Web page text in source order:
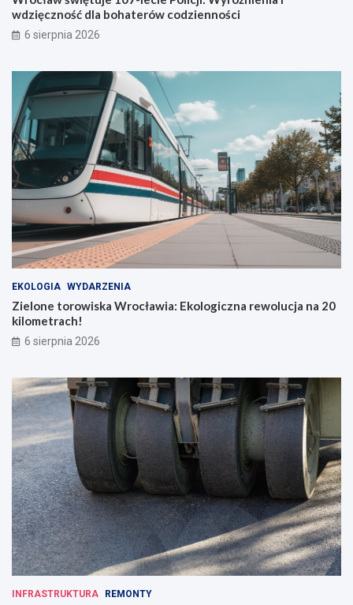
u
wdzięczność dla bohaterów codzienności
6 sierpnia 2026
EKOLOGIA WYDARZENIA
Zielone torowiska Wrocławia: Ekologiczna rewolucja na 20
kilometrach!
6 sierpnia 2026
INFRASTRUKTURA REMONTY